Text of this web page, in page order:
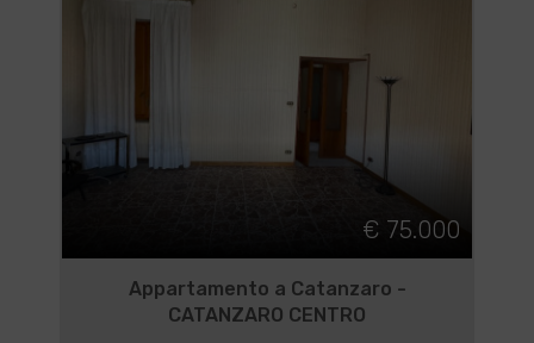
€ 75.000
Appartamento a Catanzaro -
CATANZARO CENTRO